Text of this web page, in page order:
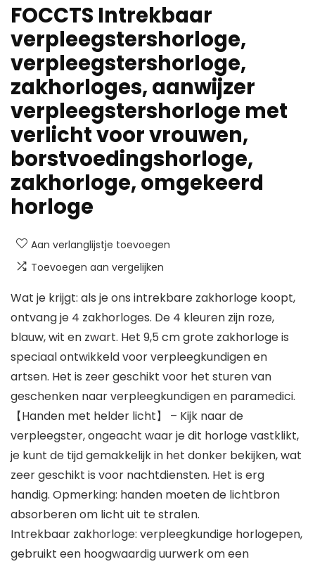
FOCCTS Intrekbaar
verpleegstershorloge,
verpleegstershorloge,
zakhorloges, aanwijzer
verpleegstershorloge met
verlicht voor vrouwen,
borstvoedingshorloge,
zakhorloge, omgekeerd
horloge
Aan verlanglijstje toevoegen
Toevoegen aan vergelijken
Wat je krijgt: als je ons intrekbare zakhorloge koopt,
ontvang je 4 zakhorloges. De 4 kleuren zijn roze,
blauw, wit en zwart. Het 9,5 cm grote zakhorloge is
speciaal ontwikkeld voor verpleegkundigen en
artsen. Het is zeer geschikt voor het sturen van
geschenken naar verpleegkundigen en paramedici.
【Handen met helder licht】 – Kijk naar de
verpleegster, ongeacht waar je dit horloge vastklikt,
je kunt de tijd gemakkelijk in het donker bekijken, wat
zeer geschikt is voor nachtdiensten. Het is erg
handig. Opmerking: handen moeten de lichtbron
absorberen om licht uit te stralen.
Intrekbaar zakhorloge: verpleegkundige horlogepen,
gebruikt een hoogwaardig uurwerk om een